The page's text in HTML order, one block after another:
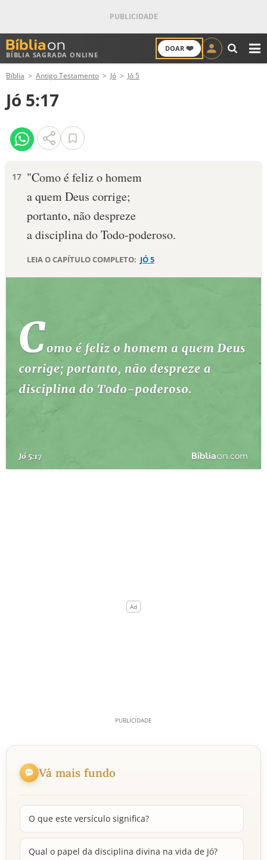
BÍBLIA SAGRADA ONLINE
DOAR ❤️
ANTIGO TESTAMENTO
NOVO TESTAMENTO
VERSÍCULOS
PALAVRA DO DIA
SALMO DO DIA
DEVOCIONAL DIÁRIO
ESTUDOS BÍBLICOS
ESBOÇOS DE PREGAÇÃO
TEMAS
PERGUNTE À BÍBLIA
QUEM SOMOS
Bíblia Antigo Testamento Jó Jó 5
Jó 5:17
17 "Como é feliz o homem
a quem Deus corrige;
portanto, não despreze
a disciplina do Todo-poderoso.
LEIA O CAPÍTULO COMPLETO: JÓ 5
Vá mais fundo
O que este versículo significa?
Qual o papel da disciplina divina na vida de Jó?